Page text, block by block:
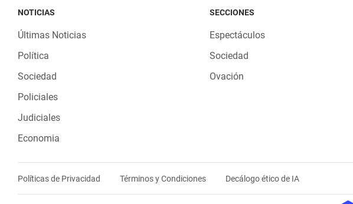
NOTICIAS
Últimas Noticias
Política
Sociedad
Policiales
Judiciales
Economia
SECCIONES
Espectáculos
Sociedad
Ovación
Políticas de Privacidad Términos y Condiciones Decálogo ético de IA